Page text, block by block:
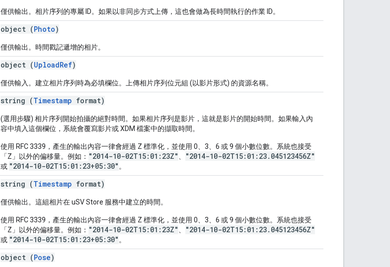
僅供輸出。相片序列的專屬 ID。如果以非同步方式上傳，這也會做為長時間執行的作業 ID。
object (Photo)
僅供輸出。時間戳記遞增的相片。
object (UploadRef)
僅供輸入。建立相片序列時為必填欄位。上傳相片序列位元組 (以影片形式) 的資源名稱。
string (Timestamp format)
(選用步驟) 相片序列開始拍攝的絕對時間。如果相片序列是影片，這就是影片的開始時間。如果輸入內
容中填入這個欄位，系統會覆寫影片或 XDM 檔案中的擷取時間。
使用 RFC 3339，產生的輸出內容一律會經過 Z 標準化，並使用 0、3、6 或 9 個小數位數。系統也接受
「Z」以外的偏移量。例如： "2014-10-02T15:01:23Z" "2014-10-02T15:01:23.045123456Z"
或 "2014-10-02T15:01:23+05:30" 。
string (Timestamp format)
僅供輸出。這組相片在 uSV Store 服務中建立的時間。
使用 RFC 3339，產生的輸出內容一律會經過 Z 標準化，並使用 0、3、6 或 9 個小數位數。系統也接受
「Z」以外的偏移量。例如： "2014-10-02T15:01:23Z" "2014-10-02T15:01:23.045123456Z"
或 "2014-10-02T15:01:23+05:30" 。
object (Pose)